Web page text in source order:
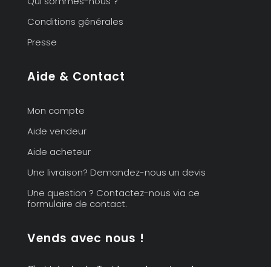
Conditions générales
Presse
Aide & Contact
Mon compte
Aide vendeur
Aide acheteur
Une livraison? Demandez-nous un devis
Une question ? Contactez-nous via ce
formulaire de contact.
Vends avec nous !